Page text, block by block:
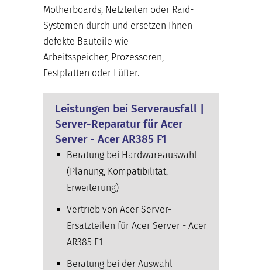
Motherboards, Netzteilen oder Raid-
Systemen durch und ersetzen Ihnen
defekte Bauteile wie
Arbeitsspeicher, Prozessoren,
Festplatten oder Lüfter.
Leistungen bei Serverausfall |
Server-Reparatur für Acer
Server - Acer AR385 F1
Beratung bei Hardwareauswahl
(Planung, Kompatibilität,
Erweiterung)
Vertrieb von Acer Server-
Ersatzteilen für Acer Server - Acer
AR385 F1
Beratung bei der Auswahl